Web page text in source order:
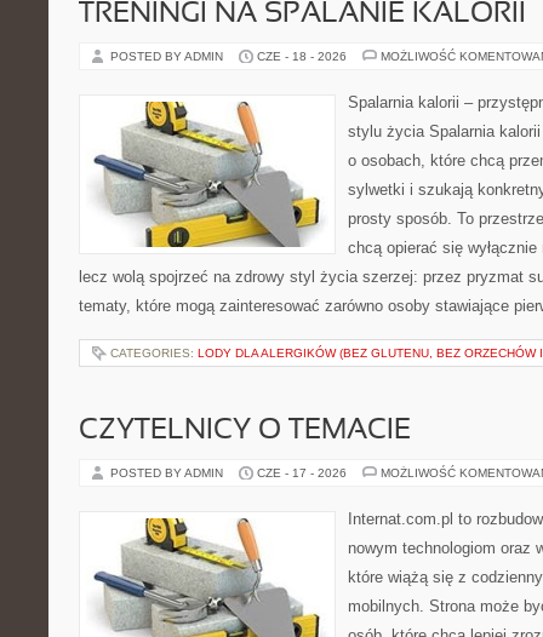
TRENINGI NA SPALANIE KALORII
POSTED BY ADMIN CZE - 18 - 2026 MOŻLIWOŚĆ
Spalarnia kalorii –
stylu życia Spalarnia
o osobach, które chcą
sylwetki i szukają
prosty sposób. To
chcą opierać się
lecz wolą spojrzeć na zdrowy styl życia szerzej: przez pryzmat
tematy, które mogą zainteresować zarówno osoby stawiające
CATEGORIES: LODY DLA ALERGIKÓW (BEZ GLUTENU, BEZ ORZECHÓW
CZYTELNICY O TEMACIE
POSTED BY ADMIN CZE - 17 - 2026 MOŻLIWOŚĆ
Internat.com.pl to
nowym technologiom oraz
które wiążą się z
mobilnych. Strona może